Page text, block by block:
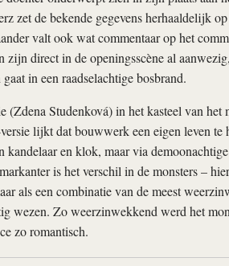
zet de bekende gegevens herhaaldelijk
valt ook wat commentaar op het
direct in de openingsscène al
in een raadselachtige bosbrand.
(Zdena Studenková) in het kasteel van
lijkt dat bouwwerk een eigen leven te
kandelaar en klok, maar via
is het verschil in de monsters –
als een combinatie van de meest
wezen. Zo weerzinwekkend werd het
zo romantisch.